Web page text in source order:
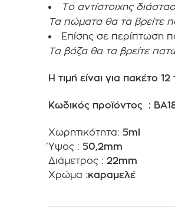
Το αντίστοιχης
Τα πώματα θα τα βρείτε
Επίσης σε περίπτωση
Τα βάζα θα τα βρείτε
Η τιμή είναι για πακέτο
Κωδικός προϊόντος :
Χωρητικότητα: 5ml
Ύψος : 50,2mm
Διάμετρος : 22mm
Χρώμα :καραμελέ